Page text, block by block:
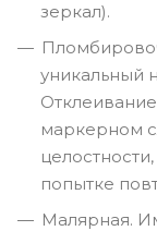
зеркал).
уникальный
маркерном
попытке
Малярная.